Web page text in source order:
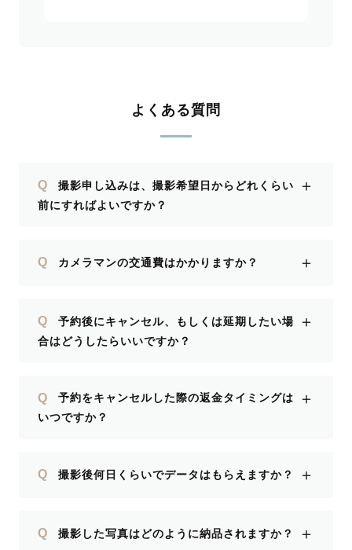
よくある質問
Q
撮影申し込みは、撮影希望日からどれくらい
前にすればよいですか？
＋
Q カメラマンの交通費はかかりますか？ ＋
Q
予約後にキャンセル、もしくは延期したい場
合はどうしたらいいですか？
＋
Q
予約をキャンセルした際の返金タイミングは
いつですか？
＋
Q 撮影後何日くらいでデータはもらえますか？ ＋
Q 撮影した写真はどのように納品されますか？ ＋